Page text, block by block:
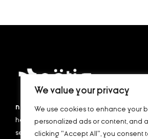
We value your privacy
We use cookies to enhance your
personalized ads or content, and
clicking "Accept All", you consent
nötig
, en alemán, significa necesario,
hace falta, preciso.Por eso nuestra
se llama así. Está especializada en